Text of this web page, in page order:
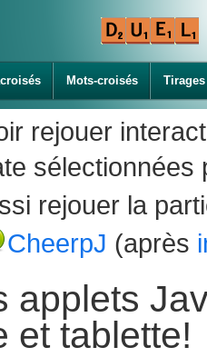
Mots-croisés Tirages
rejouer
sélectionnées
rejouer la
CheerpJ (après
applets
et tablette!